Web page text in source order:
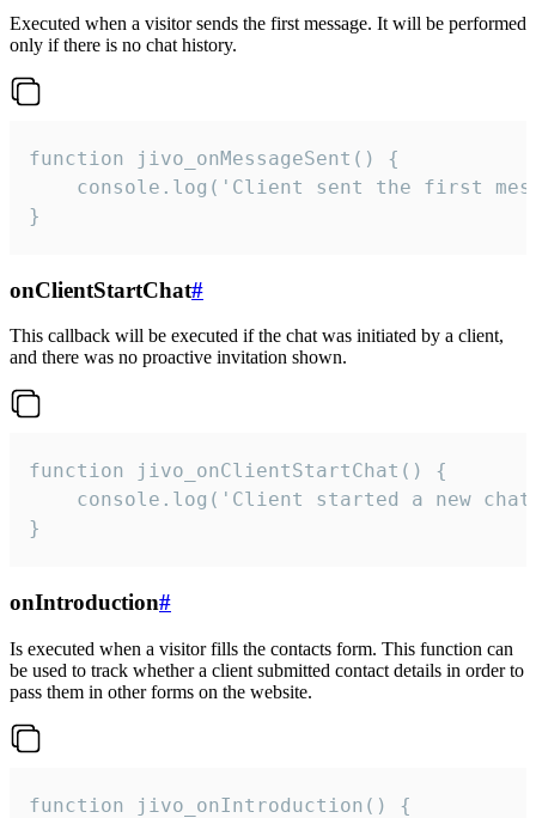
Executed when a visitor sends the first message. It will be performed
only if there is no chat history.
function jivo_onMessageSent() {
console.log('Client sent the first
}
onClientStartChat#
This callback will be executed if the chat was initiated by a client,
and there was no proactive invitation shown.
function jivo_onClientStartChat() {
console.log('Client started a new
}
onIntroduction#
Is executed when a visitor fills the contacts form. This function can
be used to track whether a client submitted contact details in order to
pass them in other forms on the website.
function jivo_onIntroduction() {